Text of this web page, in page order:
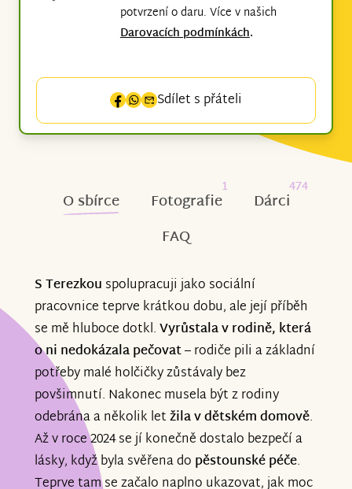
potvrzení o daru. Více v našich
Darovacích podmínkách.
Sdílet s přáteli
O sbírce Fotografie
1
Dárci
474
FAQ
S Terezkou spolupracuji jako sociální
pracovnice teprve krátkou dobu, ale její příběh
se mě hluboce dotkl.Vyrůstala v rodině, která
o ni nedokázala pečovat– rodiče pili a základní
potřeby malé holčičky zůstávaly bez
povšimnutí. Nakonec musela být z rodiny
odebrána a několik letžila v dětském domově.
Až v roce 2024 se jí konečně dostalo bezpečí a
lásky, když byla svěřena do pěstounské péče.
Teprve tam se začalo naplno ukazovat, jak moc